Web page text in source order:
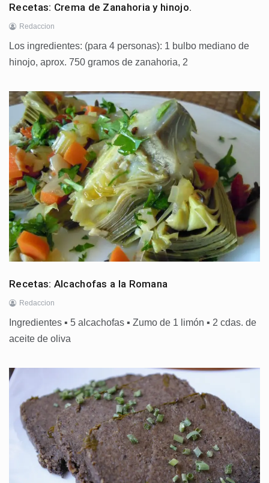
Recetas: Crema de Zanahoria y hinojo.
Redaccion
Los ingredientes: (para 4 personas): 1 bulbo mediano de
hinojo, aprox. 750 gramos de zanahoria, 2
Recetas: Alcachofas a la Romana
Redaccion
Ingredientes ▪ 5 alcachofas ▪ Zumo de 1 limón ▪ 2 cdas. de
aceite de oliva